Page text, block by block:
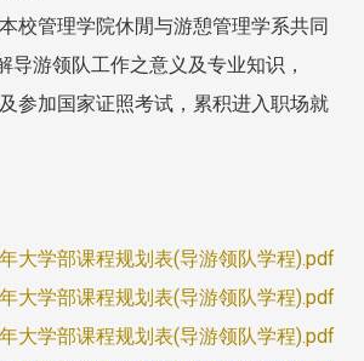
校管理学院休閒与游憩管理学系共同
导游领队工作之意义及专业知识，
参加国家证照考试，累积进入职场就
大学部课程规划表(导游领队学程).pdf
大学部课程规划表(导游领队学程).pdf
大学部课程规划表(导游领队学程).pdf